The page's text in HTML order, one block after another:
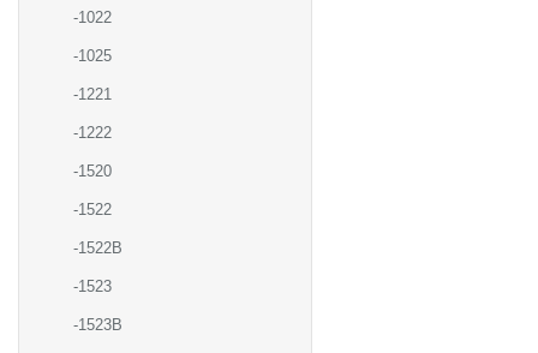
-1022
-1025
-1221
-1222
-1520
-1522
-1522В
-1523
-1523В